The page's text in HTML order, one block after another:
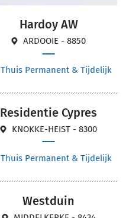
Hardoy AW
ARDOOIE - 8850
Thuis Permanent & Tijdelijk
Residentie Cypres
KNOKKE-HEIST - 8300
Thuis Permanent & Tijdelijk
Westduin